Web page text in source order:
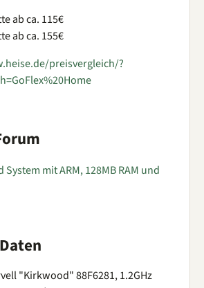
ab ca. 115€
ab ca. 155€
preisvergleich/?
mit ARM, 128MB RAM und
"Kirkwood" 88F6281, 1.2GHz